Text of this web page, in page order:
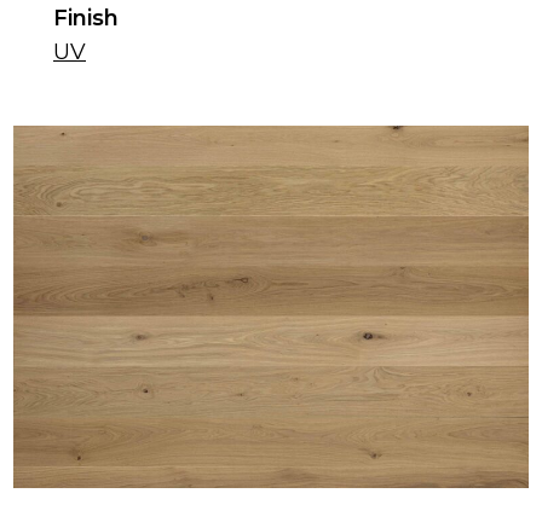
Finish
UV